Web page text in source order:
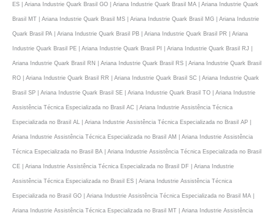
ES | Ariana Industrie Quark Brasil GO | Ariana Industrie Quark Brasil MA | Ariana Industrie Quark
Brasil MT | Ariana Industrie Quark Brasil MS | Ariana Industrie Quark Brasil MG | Ariana Industrie
Quark Brasil PA | Ariana Industrie Quark Brasil PB | Ariana Industrie Quark Brasil PR | Ariana
Industrie Quark Brasil PE | Ariana Industrie Quark Brasil PI | Ariana Industrie Quark Brasil RJ |
Ariana Industrie Quark Brasil RN | Ariana Industrie Quark Brasil RS | Ariana Industrie Quark Brasil
RO | Ariana Industrie Quark Brasil RR | Ariana Industrie Quark Brasil SC | Ariana Industrie Quark
Brasil SP | Ariana Industrie Quark Brasil SE | Ariana Industrie Quark Brasil TO | Ariana Industrie
Assistência Técnica Especializada no Brasil AC | Ariana Industrie Assistência Técnica
Especializada no Brasil AL | Ariana Industrie Assistência Técnica Especializada no Brasil AP |
Ariana Industrie Assistência Técnica Especializada no Brasil AM | Ariana Industrie Assistência
Técnica Especializada no Brasil BA | Ariana Industrie Assistência Técnica Especializada no Brasil
CE | Ariana Industrie Assistência Técnica Especializada no Brasil DF | Ariana Industrie
Assistência Técnica Especializada no Brasil ES | Ariana Industrie Assistência Técnica
Especializada no Brasil GO | Ariana Industrie Assistência Técnica Especializada no Brasil MA |
Ariana Industrie Assistência Técnica Especializada no Brasil MT | Ariana Industrie Assistência